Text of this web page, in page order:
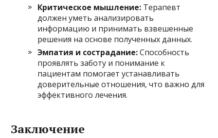
Критическое мышление: Терапевт
должен уметь анализировать
информацию и принимать взвешенные
решения на основе полученных данных.
Эмпатия и сострадание:Способность
проявлять заботу и понимание к
пациентам помогает устанавливать
доверительные отношения, что важно для
эффективного лечения.
Заключение